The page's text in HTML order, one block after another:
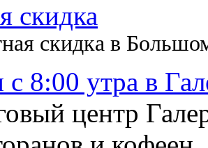
скидка
скидка в
с 8:00 утра в
центр